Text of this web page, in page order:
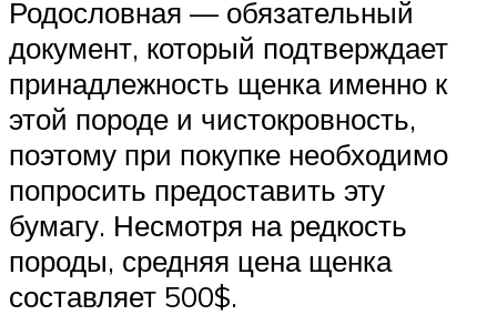
Родословная — обязательный
документ, который подтверждает
принадлежность щенка именно к
этой породе и чистокровность,
поэтому при покупке необходимо
попросить предоставить эту
бумагу. Несмотря на редкость
породы, средняя цена щенка
составляет 500$.